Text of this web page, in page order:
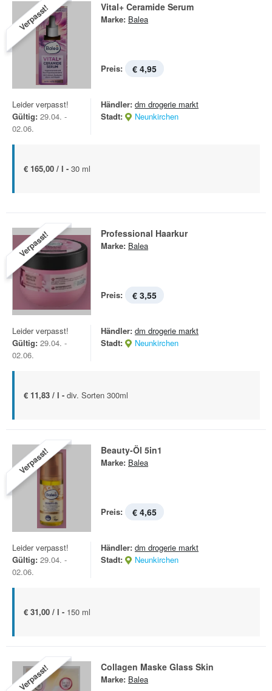
Verpasst! Vital+ Ceramide Serum
Marke: Balea
Preis: € 4,95
Leider verpasst!
Gültig: 29.04. -
02.06.
Händler: dm drogerie markt
Stadt:
Neunkirchen
€ 165,00 / l - 30 ml
Verpasst! Professional Haarkur
Marke: Balea
Preis: € 3,55
Leider verpasst!
Gültig: 29.04. -
02.06.
Händler: dm drogerie markt
Stadt:
Neunkirchen
€ 11,83 / l - div. Sorten 300ml
Verpasst! Beauty-Öl 5in1
Marke: Balea
Preis: € 4,65
Leider verpasst!
Gültig: 29.04. -
02.06.
Händler: dm drogerie markt
Stadt:
Neunkirchen
€ 31,00 / l - 150 ml
Verpasst! Collagen Maske Glass Skin
Marke: Balea